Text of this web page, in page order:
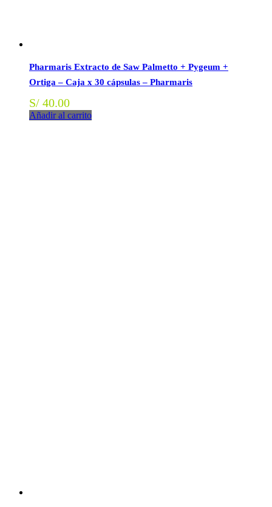
Pharmaris Extracto de Saw Palmetto + Pygeum +
Ortiga – Caja x 30 cápsulas – Pharmaris
S/ 40.00
Añadir al carrito